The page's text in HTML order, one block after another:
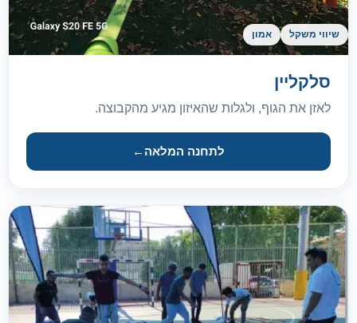
שיווי משקל אמון
סלקליין
לאזן את הגוף, ולגלות שהאיזון מגיע מהקבוצה.
לתחנה המלאה ←